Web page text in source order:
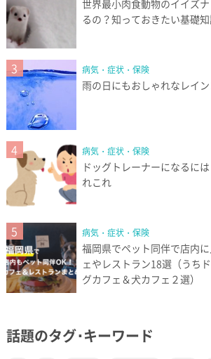
世界最小肉食動物のイイズ
るの？知っておきたい基礎
3 病気・症状・保険
雨の日にもおしゃれなレイ
4 病気・症状・保険
ドッグトレーナーになるに
れこれ
5 病気・症状・保険
福岡県でペット同伴で店内
ェやレストラン18選（うち
グカフェ＆犬カフェ２選）
話題のタグ･キーワード